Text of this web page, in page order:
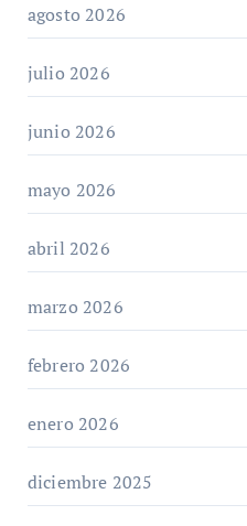
agosto 2026
julio 2026
junio 2026
mayo 2026
abril 2026
marzo 2026
febrero 2026
enero 2026
diciembre 2025